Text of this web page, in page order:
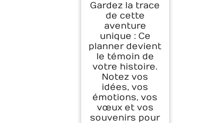
Gardez la trace
de cette
aventure
unique : Ce
planner devient
le témoin de
votre histoire.
Notez vos
idées, vos
émotions, vos
vœux et vos
souvenirs pour